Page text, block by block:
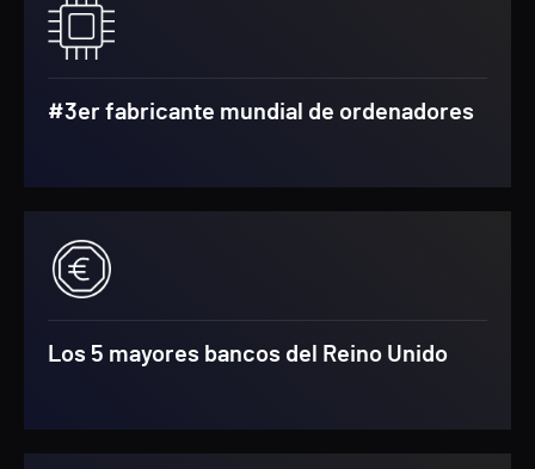
#3er fabricante mundial de ordenadores
Los 5 mayores bancos del Reino Unido